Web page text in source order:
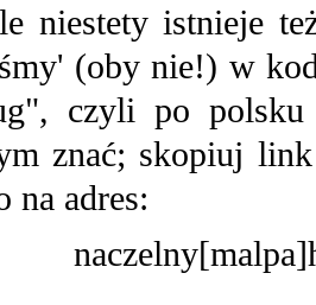
niestety istnieje
(oby nie!) w
czyli po polsku
znać; skopiuj
na adres: